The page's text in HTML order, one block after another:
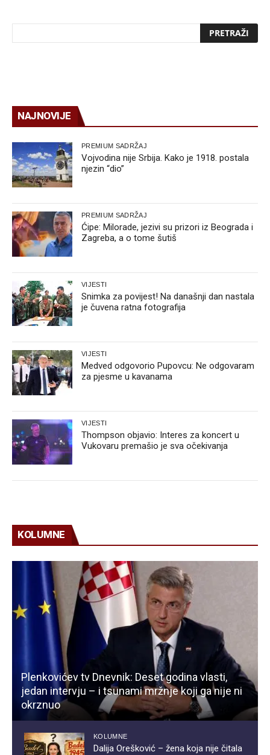
NAJNOVIJE
PREMIUM SADRŽAJ
Vojvodina nije Srbija. Kako je 1918. postala
njezin “dio”
PREMIUM SADRŽAJ
Ćipe: Milorade, jezivi su prizori iz Beograda i
Zagreba, a o tome šutiš
VIJESTI
Snimka za povijest! Na današnji dan nastala
je čuvena ratna fotografija
VIJESTI
Medved odgovorio Pupovcu: Ne odgovaram
za pjesme u kavanama
VIJESTI
Thompson objavio: Interes za koncert u
Vukovaru premašio je sva očekivanja
KOLUMNE
Plenkovićev tv Dnevnik: Deset godina vlasti,
jedan intervju – i tsunami mržnje koji ga nije ni
okrznuo
KOLUMNE
Dalija Orešković – žena koja nije čitala